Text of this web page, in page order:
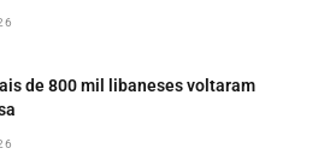
de 800 mil libaneses voltaram